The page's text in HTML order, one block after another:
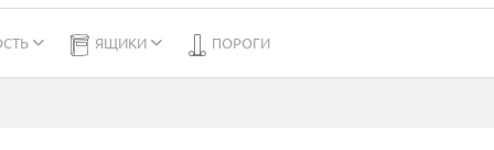
ЯЩИКИ ПОРОГИ